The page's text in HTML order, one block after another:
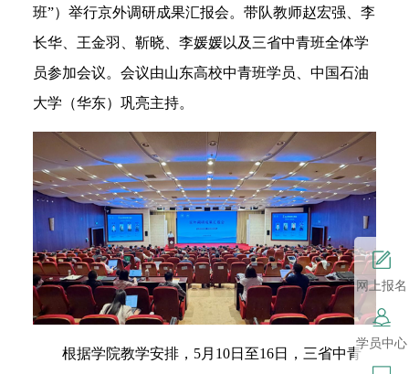
网上报名
学员中心
班”）举行京外调研成果汇报会。带队教师赵宏强、李
长华、王金羽、靳晓、李媛媛以及三省中青班全体学
员参加会议。会议由山东高校中青班学员、中国石油
大学（华东）巩亮主持。
根据学院教学安排，5月10日至16日，三省中青